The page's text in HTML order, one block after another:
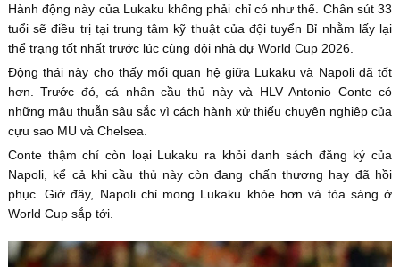
Hành động này của Lukaku không phải chỉ có như thế. Chân sút 33
tuổi sẽ điều trị tại trung tâm kỹ thuật của đội tuyển Bỉ nhằm lấy lại
thể trạng tốt nhất trước lúc cùng đội nhà dự World Cup 2026.
Động thái này cho thấy mối quan hệ giữa Lukaku và Napoli đã tốt
hơn. Trước đó, cá nhân cầu thủ này và HLV Antonio Conte có
những mâu thuẫn sâu sắc vì cách hành xử thiếu chuyên nghiệp của
cựu sao MU và Chelsea.
Conte thậm chí còn loại Lukaku ra khỏi danh sách đăng ký của
Napoli, kể cả khi cầu thủ này còn đang chấn thương hay đã hồi
phục. Giờ đây, Napoli chỉ mong Lukaku khỏe hơn và tỏa sáng ở
World Cup sắp tới.